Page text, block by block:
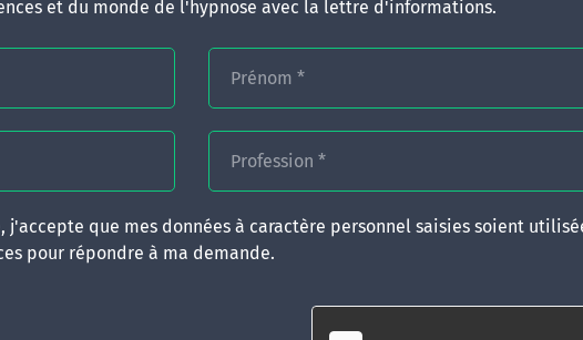
et du monde de l'hypnose avec la lettre d'informations.
Prénom *
Profession *
j'accepte que mes données à caractère personnel saisies soient
pour répondre à ma demande.
DPC)
CONTACT